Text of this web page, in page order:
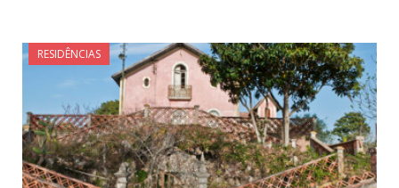
RESIDÊNCIAS